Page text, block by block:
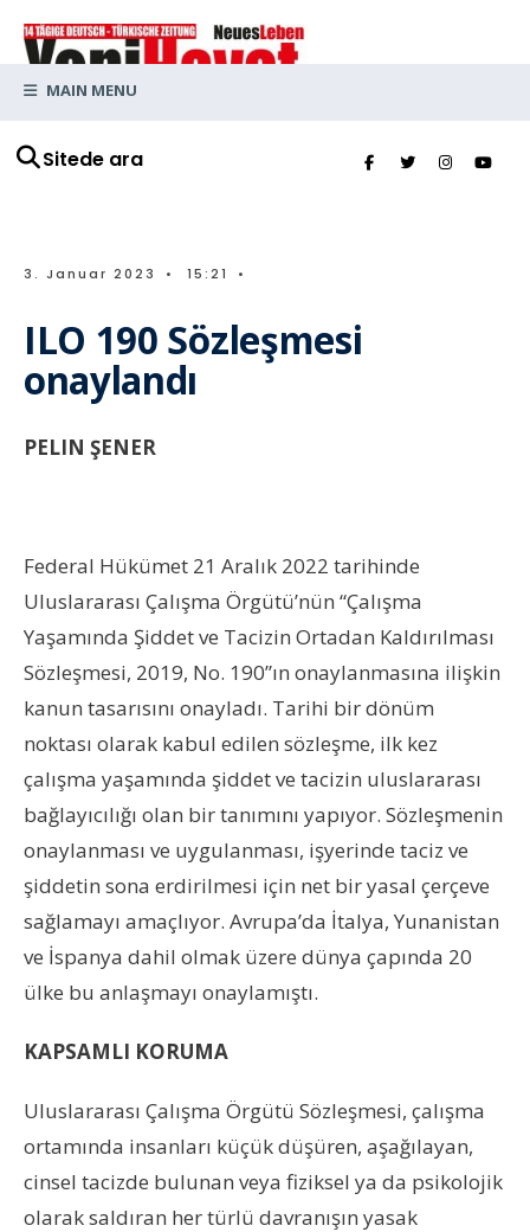
Sitede ara
MAIN MENU
3. Januar 2023 • 15:21 •
ILO 190 Sözleşmesi
onaylandı
PELIN ŞENER
Federal Hükümet 21 Aralık 2022 tarihinde
Uluslararası Çalışma Örgütü’nün “Çalışma
Yaşamında Şiddet ve Tacizin Ortadan Kaldırılması
Sözleşmesi, 2019, No. 190”ın onaylanmasına ilişkin
kanun tasarısını onayladı. Tarihi bir dönüm
noktası olarak kabul edilen sözleşme, ilk kez
çalışma yaşamında şiddet ve tacizin uluslararası
bağlayıcılığı olan bir tanımını yapıyor. Sözleşmenin
onaylanması ve uygulanması, işyerinde taciz ve
şiddetin sona erdirilmesi için net bir yasal çerçeve
sağlamayı amaçlıyor. Avrupa’da İtalya, Yunanistan
ve İspanya dahil olmak üzere dünya çapında 20
ülke bu anlaşmayı onaylamıştı.
KAPSAMLI KORUMA
Uluslararası Çalışma Örgütü Sözleşmesi, çalışma
ortamında insanları küçük düşüren, aşağılayan,
cinsel tacizde bulunan veya fiziksel ya da psikolojik
olarak saldıran her türlü davranışın yasak